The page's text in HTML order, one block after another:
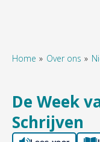
Naar hoofdinhoud
Naar
Home Over ons
De Week
Schrijven